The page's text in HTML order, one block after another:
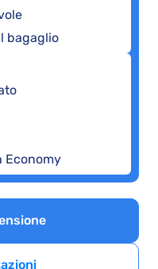
bagaglio
Economy